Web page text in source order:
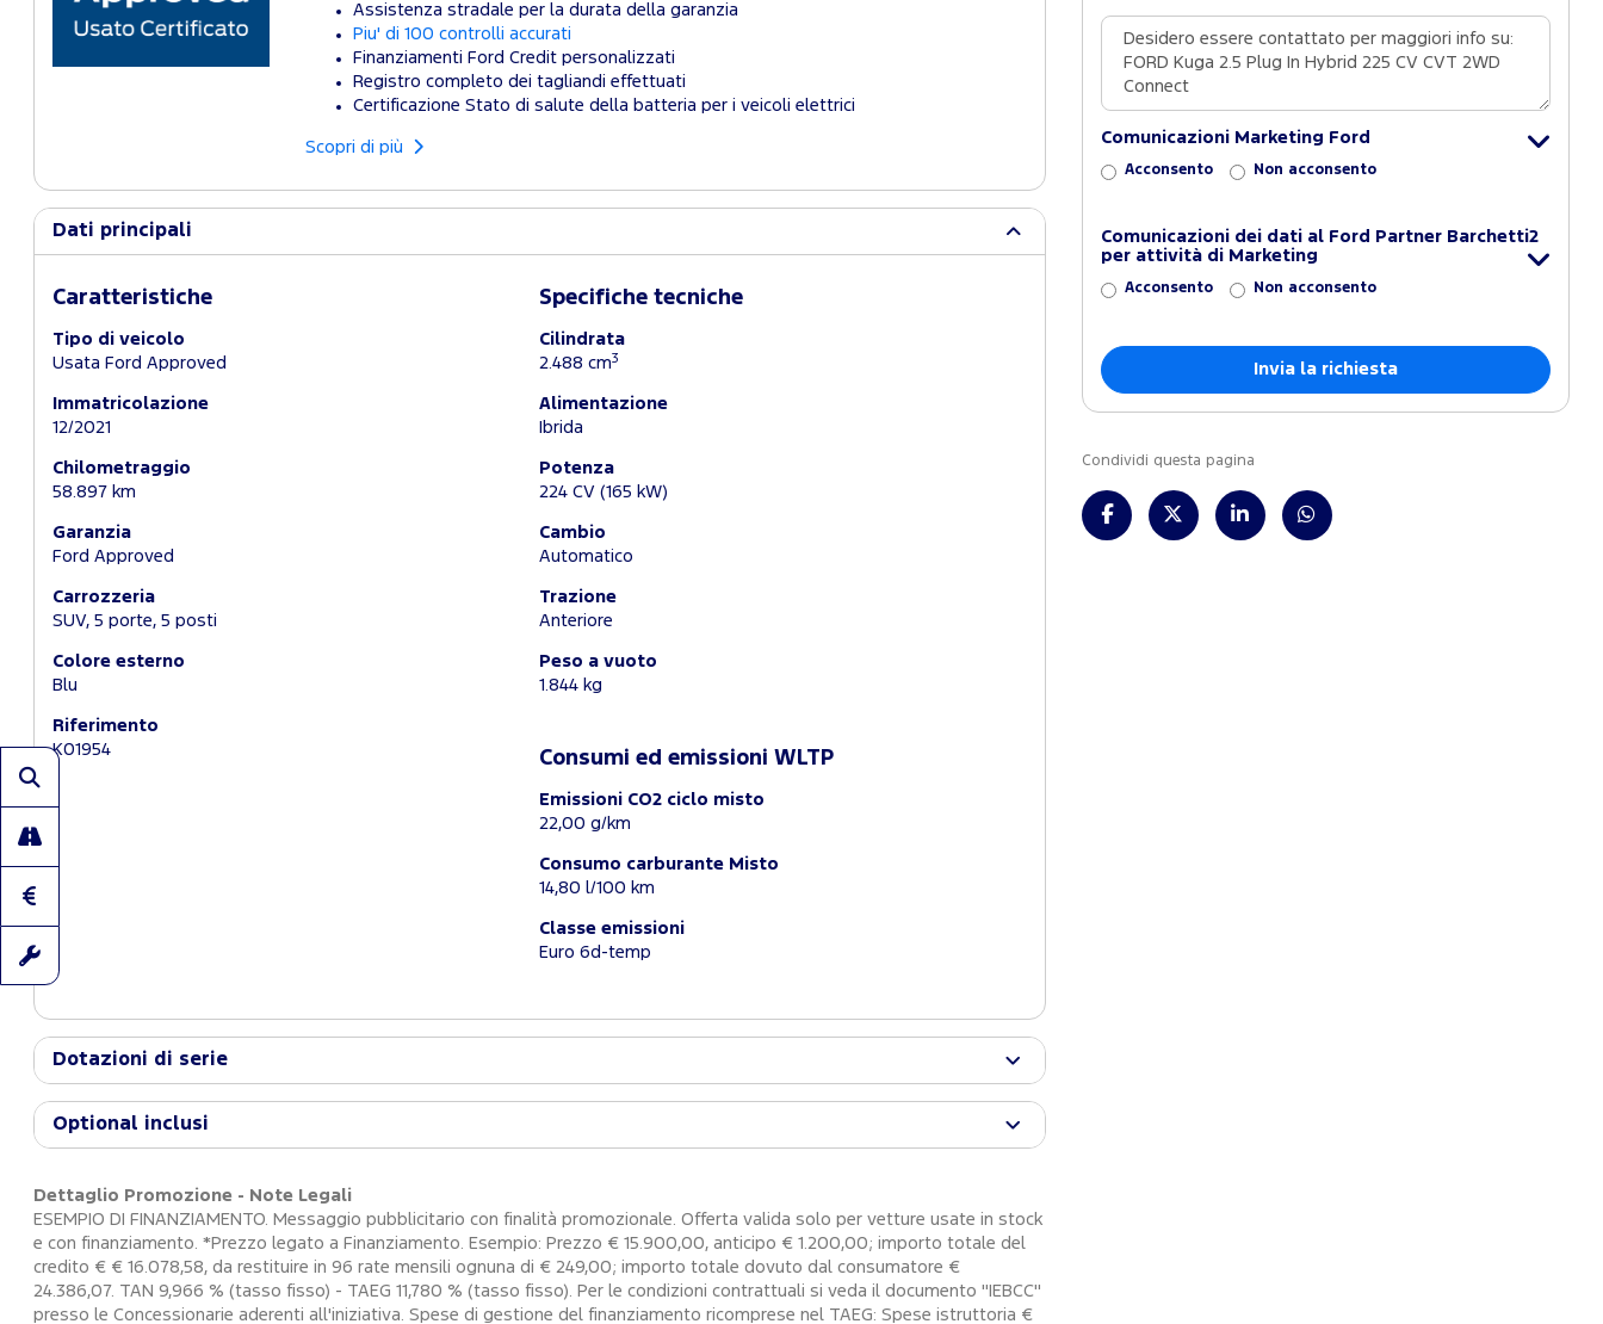
Assistenza stradale per la durata della garanzia
Piu' di 100 controlli accurati
Finanziamenti Ford Credit personalizzati
Registro completo dei tagliandi effettuati
Certificazione Stato di salute della batteria per i veicoli elettrici
Scopri di più
Dati principali
Caratteristiche
Tipo di veicolo
Usata Ford Approved
Immatricolazione
12/2021
Chilometraggio
58.897 km
Garanzia
Ford Approved
Carrozzeria
SUV, 5 porte, 5 posti
Colore esterno
Blu
Riferimento
K01954
Specifiche tecniche
Cilindrata
2.488 cm3
Alimentazione
Ibrida
Potenza
224 CV (165 kW)
Cambio
Automatico
Trazione
Anteriore
Peso a vuoto
1.844 kg
Consumi ed emissioni WLTP
Emissioni CO2 ciclo misto
22,00 g/km
Consumo carburante Misto
14,80 l/100 km
Classe emissioni
Euro 6d-temp
Dotazioni di serie
Optional inclusi
Dettaglio Promozione - Note Legali
ESEMPIO DI FINANZIAMENTO. Messaggio pubblicitario con finalità promozionale. Offerta valida solo per vetture usate in stock
e con finanziamento. *Prezzo legato a Finanziamento. Esempio: Prezzo € 15.900,00, anticipo € 1.200,00; importo totale del
credito € € 16.078,58, da restituire in 96 rate mensili ognuna di € 249,00; importo totale dovuto dal consumatore €
24.386,07. TAN 9,966 % (tasso fisso) - TAEG 11,780 % (tasso fisso). Per le condizioni contrattuali si veda il documento "IEBCC"
presso le Concessionarie aderenti all'iniziativa. Spese di gestione del finanziamento ricomprese nel TAEG: Spese istruttoria €
Comunicazioni Marketing Ford
Acconsento Non acconsento
Comunicazioni dei dati al Ford Partner Barchetti2
per attività di Marketing
Acconsento Non acconsento
Condividi questa pagina